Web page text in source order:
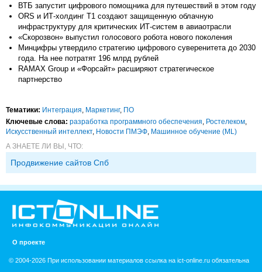
ВТБ запустит цифрового помощника для путешествий в этом году
ORS и ИТ-холдинг T1 создают защищенную облачную
инфраструктуру для критических ИТ-систем в авиаотрасли
«Скорозвон» выпустил голосового робота нового поколения
Минцифры утвердило стратегию цифрового суверенитета до 2030
года. На нее потратят 196 млрд рублей
RAMAX Group и «Форсайт» расширяют стратегическое
партнерство
Тематики: Интеграция, Маркетинг, ПО
Ключевые слова: разработка программного обеспечения, Ростелеком,
Искусственный интеллект, Новости ПМЭФ, Машинное обучение (ML)
А ЗНАЕТЕ ЛИ ВЫ, ЧТО:
Продвижение сайтов Спб
О проекте
© 2004-2026 При использовании материалов ссылка на ict-online.ru обязательна